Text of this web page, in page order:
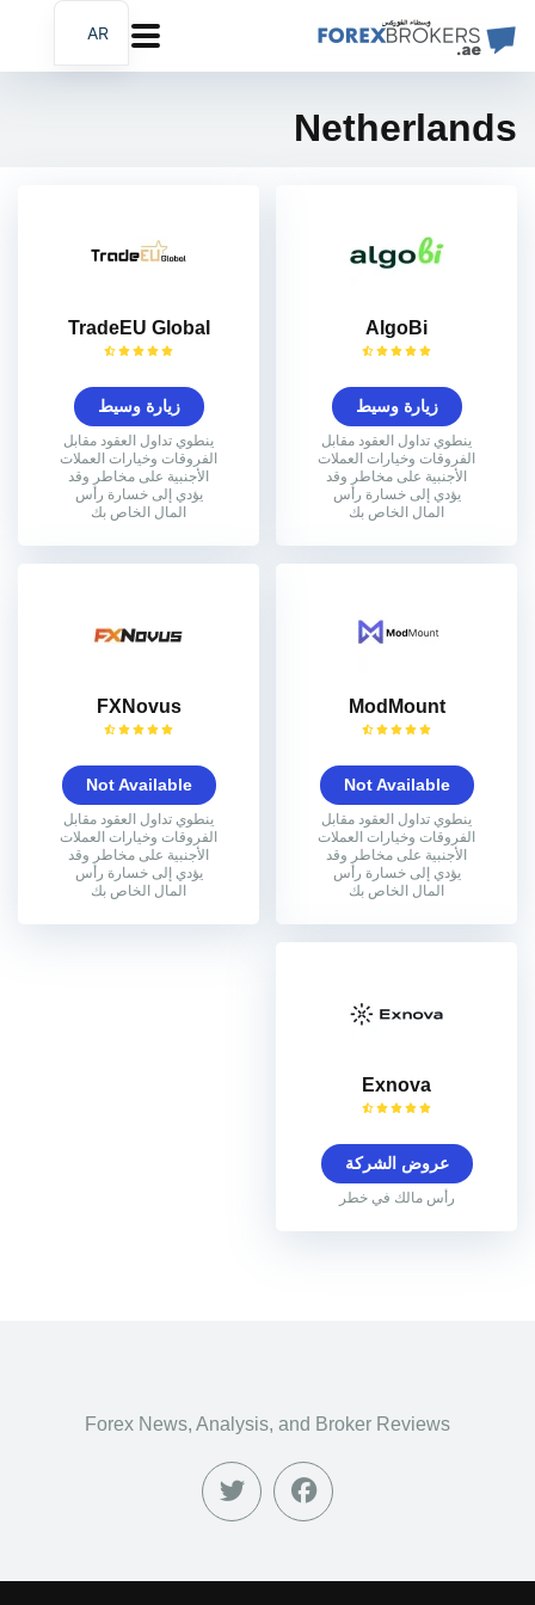
Netherlands
AlgoBi
زيارة وسيط
ينطوي تداول العقود مقابل
الفروقات وخيارات العملات
الأجنبية على مخاطر وقد
يؤدي إلى خسارة رأس
المال الخاص بك
TradeEU Global
زيارة وسيط
ينطوي تداول العقود مقابل
الفروقات وخيارات العملات
الأجنبية على مخاطر وقد
يؤدي إلى خسارة رأس
المال الخاص بك
ModMount
Not Available
ينطوي تداول العقود مقابل
الفروقات وخيارات العملات
الأجنبية على مخاطر وقد
يؤدي إلى خسارة رأس
المال الخاص بك
FXNovus
Not Available
ينطوي تداول العقود مقابل
الفروقات وخيارات العملات
الأجنبية على مخاطر وقد
يؤدي إلى خسارة رأس
المال الخاص بك
Exnova
عروض الشركة
رأس مالك في خطر
Forex News, Analysis, and Broker Reviews
AR
EN